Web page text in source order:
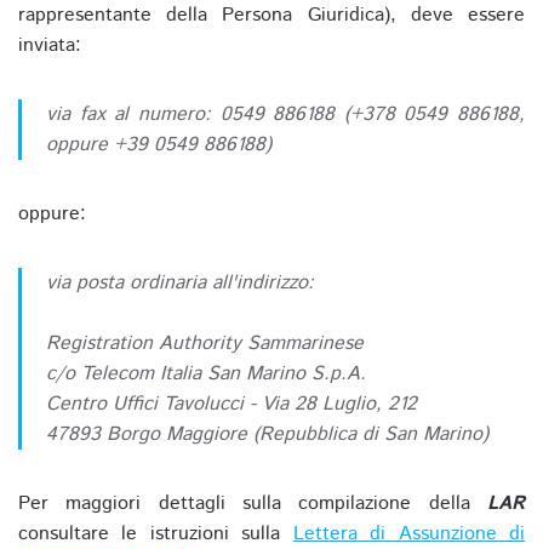
rappresentante della Persona Giuridica), deve essere
inviata:
via fax al numero: 0549 886188 (+378 0549 886188,
oppure +39 0549 886188)
oppure:
via posta ordinaria all'indirizzo:
Registration Authority Sammarinese
c/o Telecom Italia San Marino S.p.A.
Centro Uffici Tavolucci - Via 28 Luglio, 212
47893 Borgo Maggiore (Repubblica di San Marino)
Per maggiori dettagli sulla compilazione della LAR
consultare le istruzioni sullaLettera di Assunzione di